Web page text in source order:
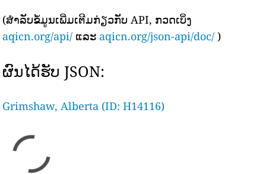
(ສຳລັບຂໍ້ມູນເພີ່ມເຕີມກ່ຽວກັບ API, ກວດເບິ່ງ
aqicn.org/api/ ແລະ aqicn.org/json-api/doc/ )
ຜົນໄດ້ຮັບ JSON:
Grimshaw, Alberta (ID: H14116)